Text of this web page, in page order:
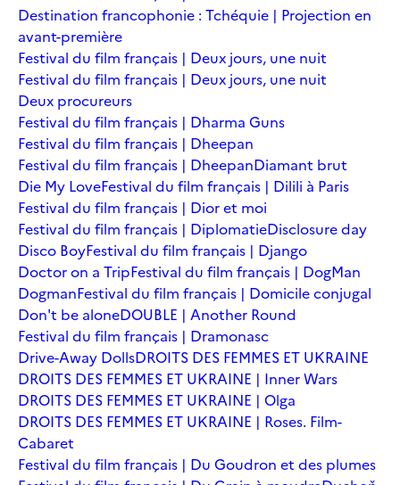
Destination francophonie : Tchéquie | Projection en
avant-première
Festival du film français | Deux jours, une nuit
Festival du film français | Deux jours, une nuit
Deux procureurs
Festival du film français | Dharma Guns
Festival du film français | Dheepan
Festival du film français | DheepanDiamant brut
Die My LoveFestival du film français | Dilili à Paris
Festival du film français | Dior et moi
Festival du film français | DiplomatieDisclosure day
Disco BoyFestival du film français | Django
Doctor on a TripFestival du film français | DogMan
DogmanFestival du film français | Domicile conjugal
Don't be aloneDOUBLE | Another Round
Festival du film français | Dramonasc
Drive-Away DollsDROITS DES FEMMES ET UKRAINE
DROITS DES FEMMES ET UKRAINE | Inner Wars
DROITS DES FEMMES ET UKRAINE | Olga
DROITS DES FEMMES ET UKRAINE | Roses. Film-
Cabaret
Festival du film français | Du Goudron et des plumes